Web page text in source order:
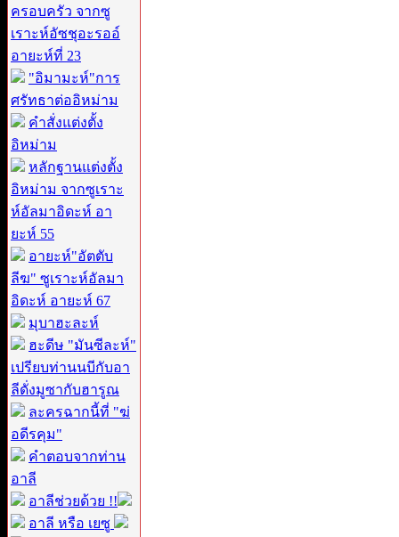
ครอบครัว จากซู
เราะห์อัซชุอะรออ์
อายะห์ที่ 23
"อิมามะห์"การ
ศรัทธาต่ออิหม่าม
คำสั่งแต่งตั้ง
อิหม่าม
หลักฐานแต่งตั้ง
อิหม่าม จากซูเราะ
ห์อัลมาอิดะห์ อา
ยะห์ 55
อายะห์"อัตตับ
ลีฆ" ซูเราะห์อัลมา
อิดะห์ อายะห์ 67
มุบาฮะละห์
ฮะดีษ "มันซีละห์"
เปรียบท่านนบีกับอา
ลีดั่งมูซากับฮารูณ
ละครฉากนี้ที่ "ฆ่
อดีรคุม"
คำตอบจากท่าน
อาลี
อาลีช่วยด้วย !!
อาลี หรือ เยซู